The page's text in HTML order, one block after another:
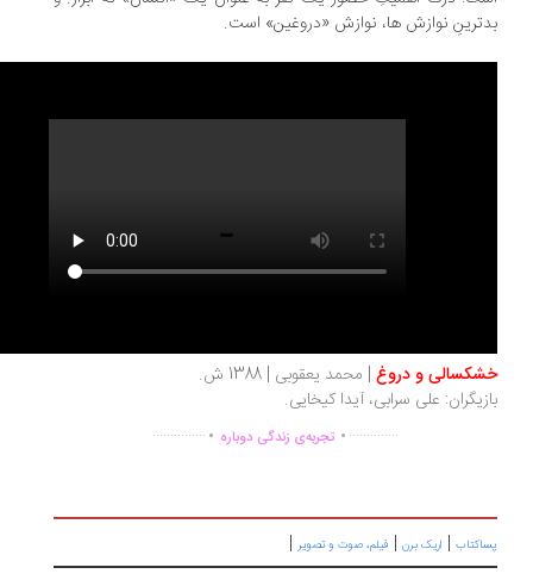
نوازش ها، نوازش «دروغین» است.
و دروغ| محمد یعقوبی | 1388 ش.
علی سرابی، آیدا کیخایی.
................تجربه‌ی زندگی دوباره ...............
|اریک برن |فیلم، صوت و تصویر|